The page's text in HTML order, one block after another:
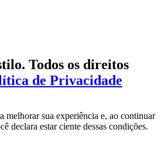
Todos os direitos
de Privacidade
melhorar sua experiência e, ao continuar
declara estar ciente dessas condições.